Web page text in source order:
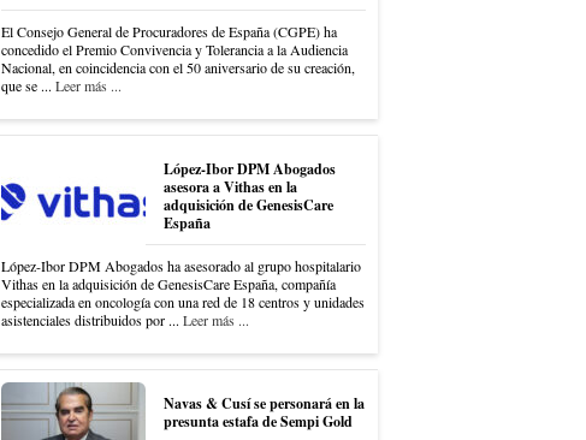
El Consejo General de Procuradores de España (CGPE) ha
concedido el Premio Convivencia y Tolerancia a la Audiencia
Nacional, en coincidencia con el 50 aniversario de su creación,
que se ... Leer más ...
López-Ibor DPM Abogados
asesora a Vithas en la
adquisición de GenesisCare
España
López-Ibor DPM Abogados ha asesorado al grupo hospitalario
Vithas en la adquisición de GenesisCare España, compañía
especializada en oncología con una red de 18 centros y unidades
asistenciales distribuidos por ... Leer más ...
Navas & Cusí se personará en la
presunta estafa de Sempi Gold